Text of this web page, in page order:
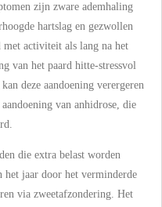
zijn zware ademhaling
hartslag en gezwollen
met activiteit als lang na het
van het paard hitte-stressvol
deze aandoening verergeren
van anhidrose, die
die extra belast worden
het jaar door het verminderde
via zweetafzondering. Het